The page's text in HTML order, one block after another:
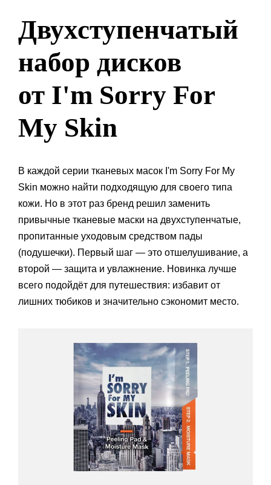
Двухступенчатый
набор дисков
от I'm Sorry For
My Skin
В каждой серии тканевых масок I'm Sorry For My
Skin можно найти подходящую для своего типа
кожи. Но в этот раз бренд решил заменить
привычные тканевые маски на двухступенчатые,
пропитанные уходовым средством пады
(подушечки). Первый шаг — это отшелушивание, а
второй — защита и увлажнение. Новинка лучше
всего подойдёт для путешествия: избавит от
лишних тюбиков и значительно сэкономит место.